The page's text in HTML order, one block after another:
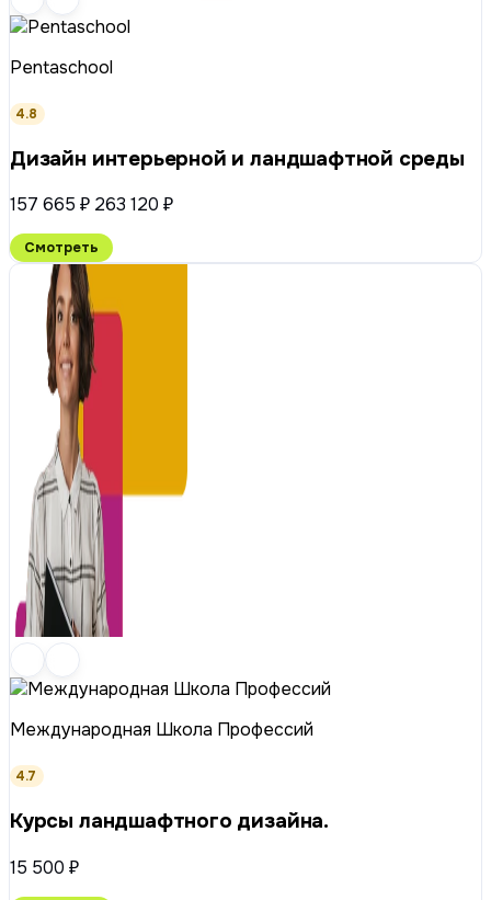
Pentaschool
4.8
Дизайн интерьерной и ландшафтной среды
157 665 ₽ 263 120 ₽
Смотреть
Международная Школа Профессий
4.7
Курсы ландшафтного дизайна.
15 500 ₽